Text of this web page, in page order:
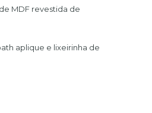
MDF revestida de
aplique e lixeirinha de